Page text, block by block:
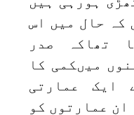
کہ حال میں اس
تھاکہ صدر
میںکمی کا
ایک عمارتی
ان عمارتوں کو